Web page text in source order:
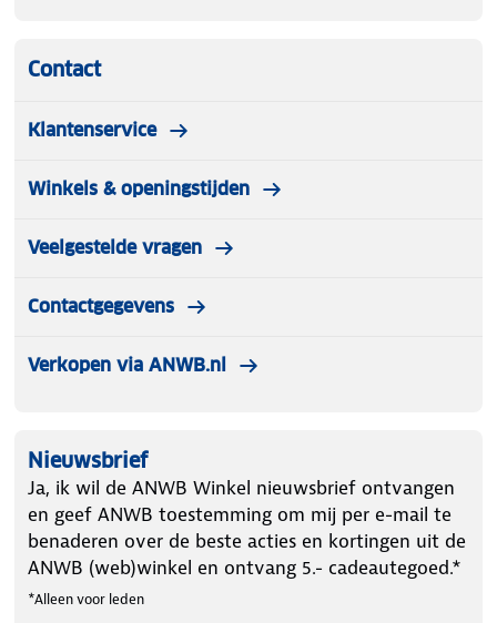
Contact
Klantenservice
Winkels & openingstijden
Veelgestelde vragen
Contactgegevens
Verkopen via ANWB.nl
Nieuwsbrief
Ja, ik wil de ANWB Winkel nieuwsbrief ontvangen
en geef ANWB toestemming om mij per e-mail te
benaderen over de beste acties en kortingen uit de
ANWB (web)winkel en ontvang 5.- cadeautegoed.*
*Alleen voor leden